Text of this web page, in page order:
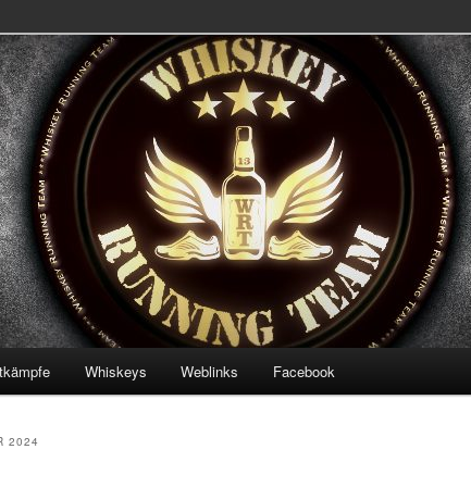
Team
Whiskeys Weblinks Facebook
2024